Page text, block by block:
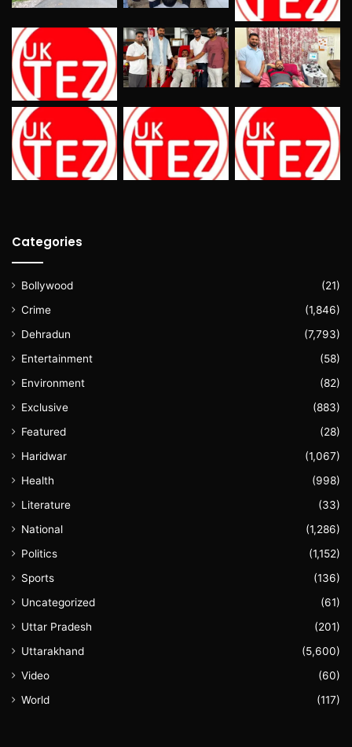
Categories
Bollywood
(21)
Crime
(1,846)
Dehradun
(7,793)
Entertainment
(58)
Environment
(82)
Exclusive
(883)
Featured
(28)
Haridwar
(1,067)
Health
(998)
Literature
(33)
National
(1,286)
Politics
(1,152)
Sports
(136)
Uncategorized
(61)
Uttar Pradesh
(201)
Uttarakhand
(5,600)
Video
(60)
World
(117)